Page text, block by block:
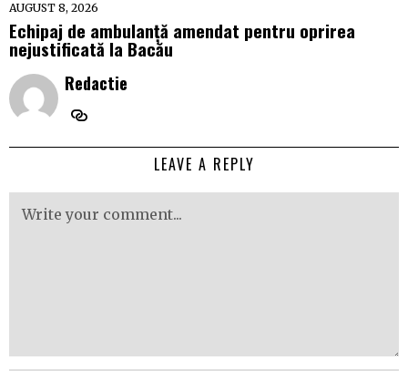
AUGUST 8, 2026
Echipaj de ambulanță amendat pentru oprirea
nejustificată la Bacău
Redactie
LEAVE A REPLY